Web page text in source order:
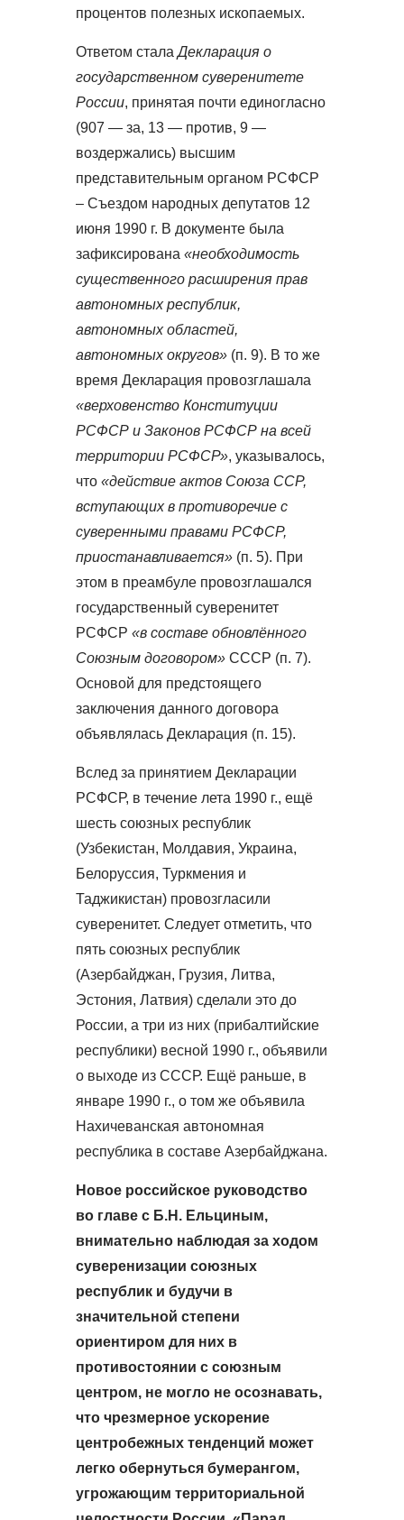
процентов полезных ископаемых.
Ответом сталаДекларация о
государственном суверенитете
России, принятая почти единогласно
(907 — за, 13 — против, 9 —
воздержались) высшим
представительным органом РСФСР
– Съездом народных депутатов 12
июня 1990 г. В документе была
зафиксирована «необходимость
существенного расширения прав
автономных республик,
автономных областей,
автономных округов» (п. 9). В то же
время Декларация провозглашала
«верховенство Конституции
РСФСР и Законов РСФСР на всей
территории РСФСР», указывалось,
что «действие актов Союза ССР,
вступающих в противоречие с
суверенными правами РСФСР,
приостанавливается» (п. 5). При
этом в преамбуле провозглашался
государственный суверенитет
РСФСР «в составе обновлённого
Союзным договором» СССР (п. 7).
Основой для предстоящего
заключения данного договора
объявлялась Декларация (п. 15).
Вслед за принятием Декларации
РСФСР, в течение лета 1990 г., ещё
шесть союзных республик
(Узбекистан, Молдавия, Украина,
Белоруссия, Туркмения и
Таджикистан) провозгласили
суверенитет. Следует отметить, что
пять союзных республик
(Азербайджан, Грузия, Литва,
Эстония, Латвия) сделали это до
России, а три из них (прибалтийские
республики) весной 1990 г., объявили
о выходе из СССР. Ещё раньше, в
январе 1990 г., о том же объявила
Нахичеванская автономная
республика в составе Азербайджана.
Новое российское руководство
во главе с Б.Н. Ельциным,
внимательно наблюдая за ходом
суверенизации союзных
республик и будучи в
значительной степени
ориентиром для них в
противостоянии с союзным
центром, не могло не осознавать,
что чрезмерное ускорение
центробежных тенденций может
легко обернуться бумерангом,
угрожающим территориальной